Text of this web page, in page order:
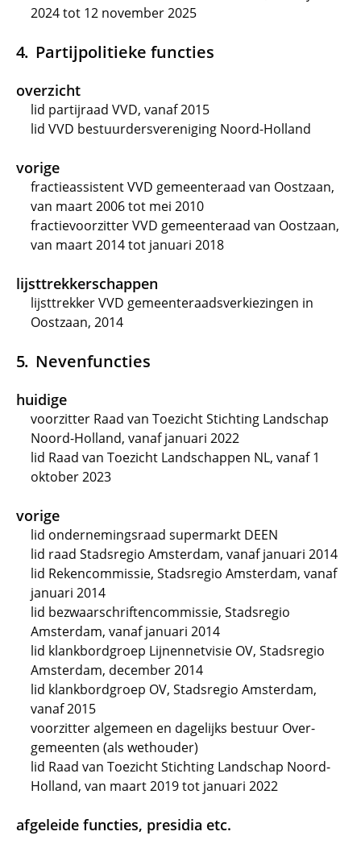
2024 tot 12 november 2025
Partijpolitieke functies
overzicht
lid partijraad VVD, vanaf 2015
lid VVD bestuurdersvereniging Noord-Holland
vorige
fractieassistent VVD gemeenteraad van Oostzaan,
van maart 2006 tot mei 2010
fractievoorzitter VVD gemeenteraad van Oostzaan,
van maart 2014 tot januari 2018
lijsttrekkerschappen
lijsttrekker VVD gemeenteraadsverkiezingen in
Oostzaan, 2014
Nevenfuncties
huidige
voorzitter Raad van Toezicht Stichting Landschap
Noord-Holland, vanaf januari 2022
lid Raad van Toezicht Landschappen NL, vanaf 1
oktober 2023
vorige
lid ondernemingsraad supermarkt DEEN
lid raad Stadsregio Amsterdam, vanaf januari 2014
lid Rekencommissie, Stadsregio Amsterdam, vanaf
januari 2014
lid bezwaarschriftencommissie, Stadsregio
Amsterdam, vanaf januari 2014
lid klankbordgroep Lijnennetvisie OV, Stadsregio
Amsterdam, december 2014
lid klankbordgroep OV, Stadsregio Amsterdam,
vanaf 2015
voorzitter algemeen en dagelijks bestuur Over-
gemeenten (als wethouder)
lid Raad van Toezicht Stichting Landschap Noord-
Holland, van maart 2019 tot januari 2022
afgeleide functies, presidia etc.